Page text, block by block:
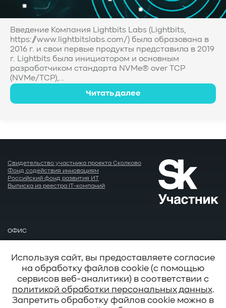
Введение Компания Lightbits Labs (Lightbits,
https://www.lightbitslabs.com/) была образована в
2016 г. и свои первые продукты представила в 2019
г. Lightbits была инициатором и основным
разработчиком стандарта NVMe® over TCP
(NVMe/TCP),...
Читать далее
Свидетельство участника проекта Сколково
Фонд содействия инновациям
Российский фонд развития ИТ
Выписка из реестра IT-компаний
ОФИС
info@baum.ru
Москва, ул. Нобеля д. 7
Используя сайт, вы предоставляете согласие
на обработку файлов cookie (с помощью
сервисов веб-аналитики) в соответствии с
политикой обработки персональных данных.
Запретить обработку файлов cookie можно в